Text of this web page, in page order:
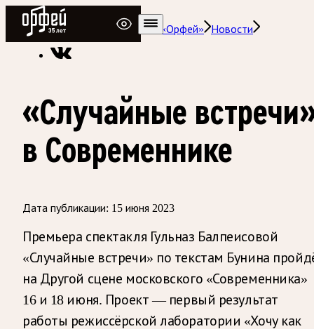
Радио Орфей
Радио классической музыки «Орфей»
Новости
«Случайные
в Современнике
Дата публикации: 15 июня 2023
Премьера спектакля Гульназ Балпеисовой
«Случайные встречи» по текстам Бунина
на Другой сцене московского «Современника»
16 и 18 июня. Проект — первый результат
работы режиссёрской лаборатории «Хочу как